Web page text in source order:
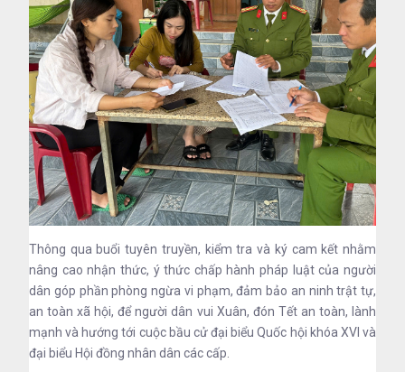
Thông qua buổi tuyên truyền, kiểm tra và ký cam kết nhằm
nâng cao nhận thức, ý thức chấp hành pháp luật của người
dân góp phần phòng ngừa vi phạm, đảm bảo an ninh trật tự,
an toàn xã hội, để người dân vui Xuân, đón Tết an toàn, lành
mạnh và hướng tới cuộc bầu cử đại biểu Quốc hội khóa XVI và
đại biểu Hội đồng nhân dân các cấp.